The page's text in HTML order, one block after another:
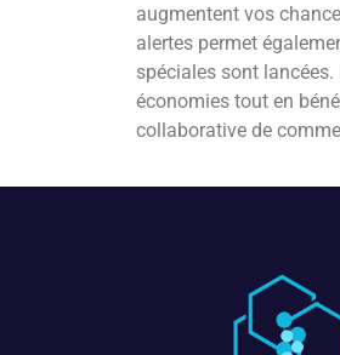
augmentent vos
alertes permet
spéciales sont
économies tout en
collaborative de